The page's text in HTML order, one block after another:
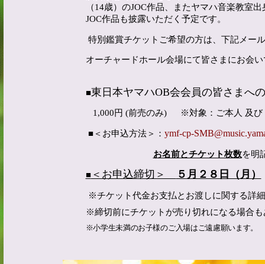
（14歳）のJOC作品、またヤマハ音楽教室
JOC作品も披露いただく予定です。
特別鑑賞チケットご希望の方は、下記メー
オーチャードホール会場にて皆さまにお会
■東日本ヤマハOB会会員の皆さまへの
1,000円(前売のみ) ※対象：ご本人 及び
■＜お申込方法＞ ： ymf-cp-
お名前とチケット枚数を明
■＜お申込締切＞ ５月２８日（月）
※チケット代金お支払とお渡しに関する詳
※締切前にチケットが売り切れになる場合
※小学生未満のお子様のご入場はご遠慮願います。